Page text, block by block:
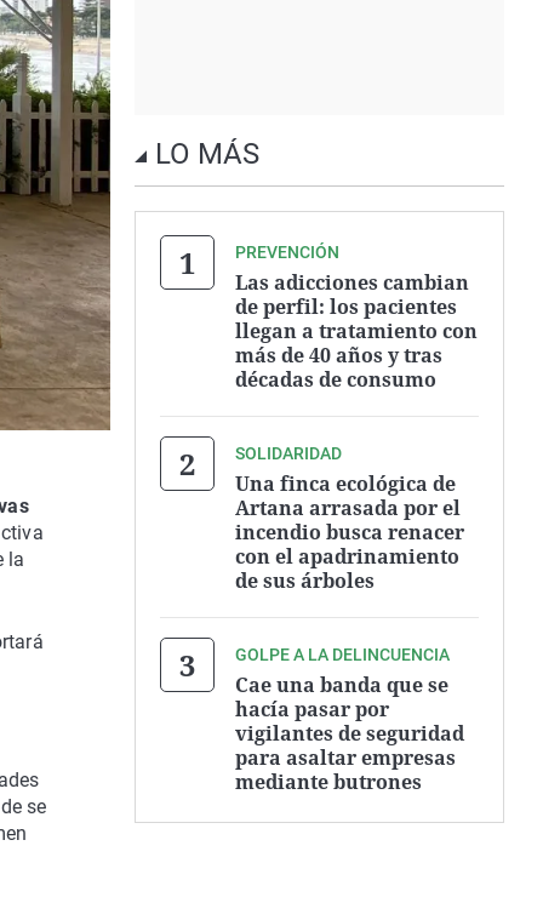
la
se
LO MÁS
PREVENCIÓN
Las adicciones cambian
de perfil: los pacientes
llegan a tratamiento con
más de 40 años y tras
décadas de consumo
SOLIDARIDAD
Una finca ecológica de
Artana arrasada por el
incendio busca renacer
con el apadrinamiento
de sus árboles
GOLPE A LA DELINCUENCIA
Cae una banda que se
hacía pasar por
vigilantes de seguridad
para asaltar empresas
mediante butrones